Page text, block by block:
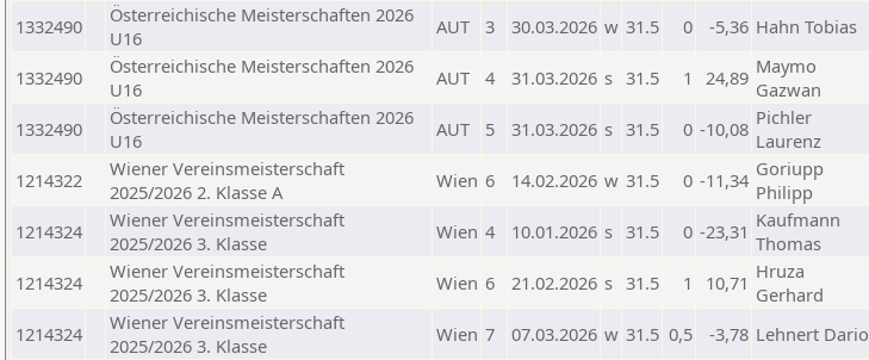
1332490
Österreichische Meisterschaften 2026
U16
AUT 3 30.03.2026 w 31.5 0 -5,36 Hahn Tobias
1332490
Österreichische Meisterschaften 2026
U16
AUT 4 31.03.2026 s 31.5 1 24,89 Maymo
Gazwan
1332490
Österreichische Meisterschaften 2026
U16
AUT 5 31.03.2026 s 31.5 0 -10,08 Pichler
Laurenz
1214322
Wiener Vereinsmeisterschaft
2025/2026 2. Klasse A
Wien 6 14.02.2026 w 31.5 0 -11,34 Goriupp
Philipp
1214324
Wiener Vereinsmeisterschaft
2025/2026 3. Klasse
Wien 4 10.01.2026 s 31.5 0 -23,31 Kaufmann
Thomas
1214324
Wiener Vereinsmeisterschaft
2025/2026 3. Klasse
Wien 6 21.02.2026 s 31.5 1 10,71 Hruza
Gerhard
1214324
Wiener Vereinsmeisterschaft
2025/2026 3. Klasse
Wien 7 07.03.2026 w 31.5 0,5 -3,78 Lehnert Dario